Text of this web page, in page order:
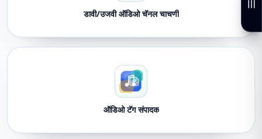
डावी/उजवी ऑडिओ चॅनल चाचणी
ऑडिओ टॅग संपादक